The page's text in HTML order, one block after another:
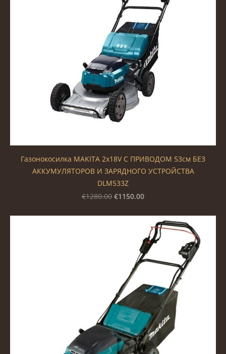
Газонокосилка MAKITA 2x18V С ПРИВОДОМ 53см БЕЗ
АККУМУЛЯТОРОВ И ЗАРЯДНОГО УСТРОЙСТВА
DLM533Z
€1280.00 €1150.00